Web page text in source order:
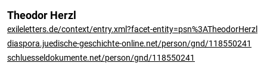
Theodor Herzl
exileletters.de/context/entry.xml?facet-entity=psn%3ATheodorHerzl
diaspora.juedische-geschichte-online.net/person/gnd/118550241
schluesseldokumente.net/person/gnd/118550241